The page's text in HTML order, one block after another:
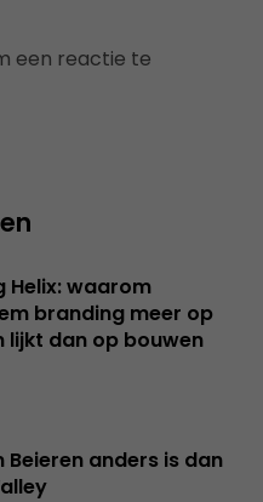
een reactie te
Helix: waarom
branding meer op
lijkt dan op bouwen
Beieren anders is dan